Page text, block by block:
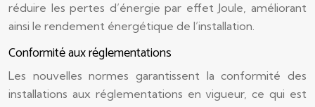
réduire les pertes d’énergie par effet Joule, améliorant
ainsi le rendement énergétique de l’installation.
Conformité aux réglementations
Les nouvelles normes garantissent la conformité des
installations aux réglementations en vigueur, ce qui est